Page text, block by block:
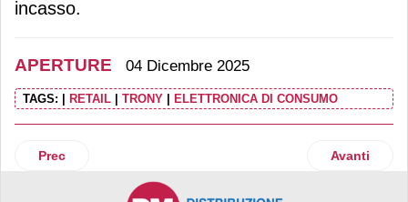
incasso.
APERTURE 04 Dicembre 2025
TAGS: RETAIL TRONY ELETTRONICA DI CONSUMO
Articolo precedente: Lidl Italia inaugura il suo primo punto
Prec Articolo
Avanti